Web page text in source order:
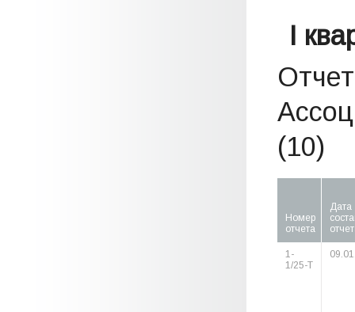
I
(10)
Номер
отчета
Дата
1-
1/25-Т